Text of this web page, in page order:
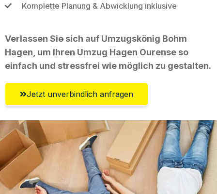
Komplette Planung & Abwicklung inklusive
Verlassen Sie sich auf Umzugskönig Bohm
Hagen, um Ihren Umzug Hagen Ourense so
einfach und stressfrei wie möglich zu gestalten.
Jetzt unverbindlich anfragen